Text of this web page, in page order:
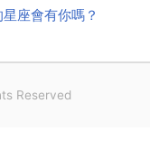
座會有你嗎？
Reserved